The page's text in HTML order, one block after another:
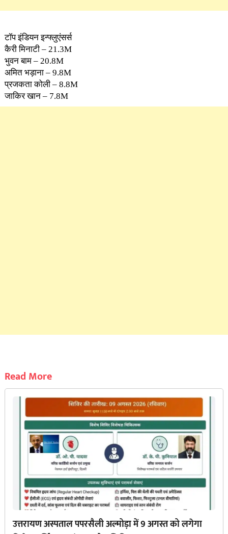
टॉप इंडियन इन्फ्लुएंसर्स
कैरी मिनाटी – 21.3M
भुवन बाम – 20.8M
अमित भड़ाना – 9.8M
प्रजकता कोली – 8.8M
जाकिर खान – 7.8M
Read More
उत्तरायण अस्पताल पपरसैली अल्मोड़ा में 9 अगस्त को लगेगा